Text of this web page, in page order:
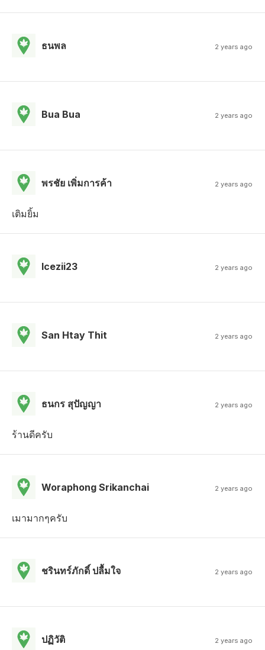
ธนพล 2 years ago
Bua Bua 2 years ago
พรชัย เพิ่มการค้า 2 years ago
เติมยิ้ม
Icezii23 2 years ago
San Htay Thit 2 years ago
ธนกร สุปัญญา 2 years ago
ร้านดีครับ
Woraphong Srikanchai 2 years ago
เมามากๆครับ
ชรินทร์ภักดิ์ ปลื้มใจ 2 years ago
ปฏิวัติ 2 years ago